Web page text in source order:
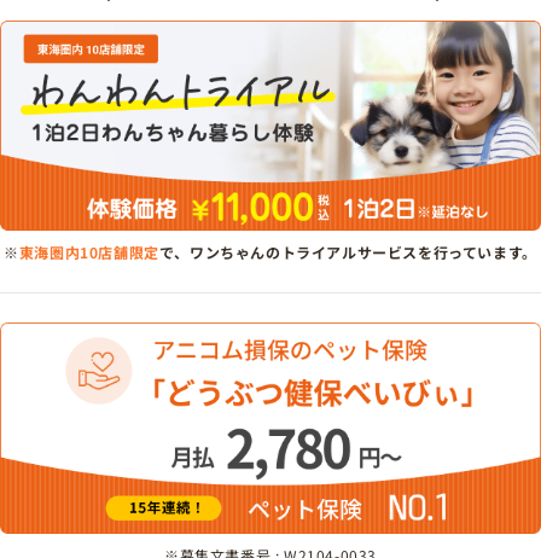
※東海圏内10店舗限定で、ワンちゃんのトライアルサービスを行っています。